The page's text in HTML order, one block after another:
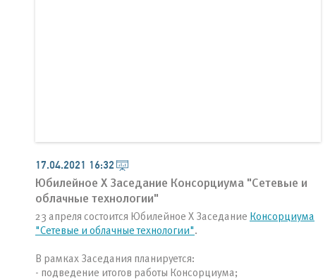
17.04.2021 16:32
Юбилейное X Заседание Консорциума "Сетевые и
облачные технологии"
23 апреля состоится Юбилейное X Заседание Консорциума
"Сетевые и облачные технологии" .
В рамках Заседания планируется:
- подведение итогов работы Консорциума;